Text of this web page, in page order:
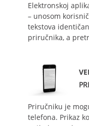
Elektronskoj
– unosom
tekstova
priručnika, a
Priručniku je
telefona. Prikaz